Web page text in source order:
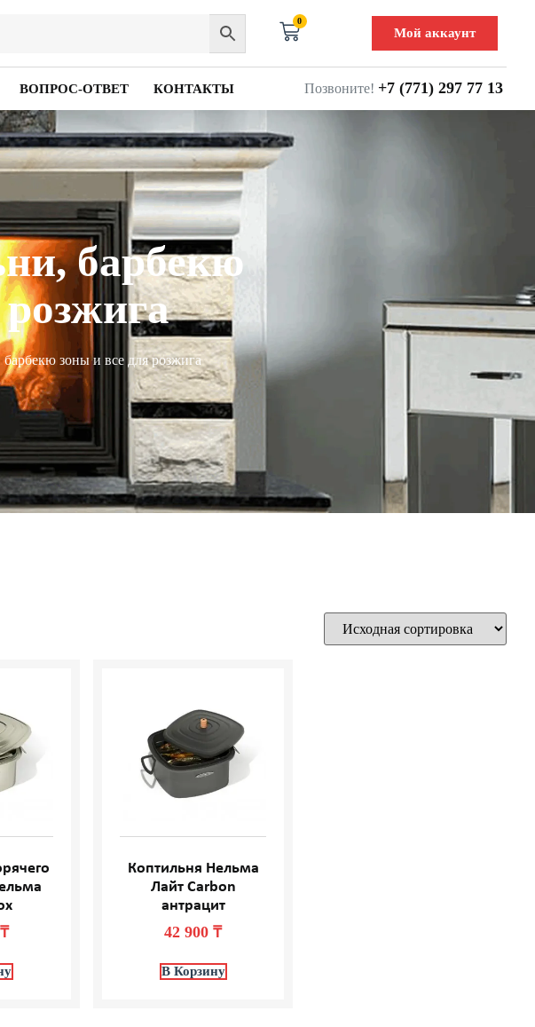
0
Мой аккаунт
ВОПРОС-ОТВЕТ КОНТАКТЫ Позвоните! +7 (771) 297 77 13
барбекю
зоны и все для розжига
₸
Коптильня Нельма
Лайт Carbon
антрацит
42 900₸
В Корзину